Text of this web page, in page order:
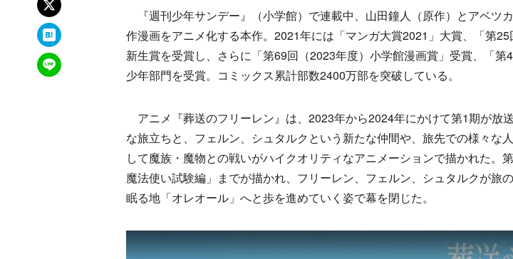
はてなブックマーク
LINEで送る
『週刊少年サンデー』（小学館）で連載中、山田鐘人（原作）とアベツ
作漫画をアニメ化する本作。2021年には「マンガ大賞2021」大賞、「第
新生賞を受賞し、さらに「第69回（2023年度）小学館漫画賞」受賞、「第
少年部門を受賞。コミックス累計部数2400万部を突破している。
アニメ『葬送のフリーレン』は、2023年から2024年にかけて第1期が放
な旅立ちと、フェルン、シュタルクという新たな仲間や、旅先での様々な
して魔族・魔物との戦いがハイクオリティなアニメーションで描かれた。
魔法使い試験編」までが描かれ、フリーレン、フェルン、シュタルクが旅
眠る地「オレオール」へと歩を進めていく姿で幕を閉じた。